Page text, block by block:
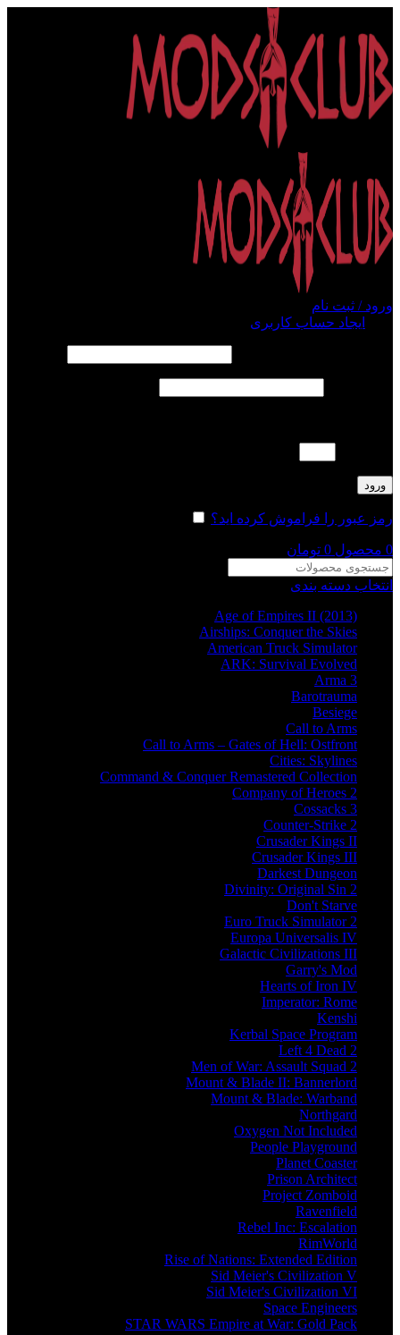
ورود / ثبت نام
ایجاد حساب کاربری
ورود
رمز عبور را فراموش کرده اید؟
0 محصول 0 تومان
انتخاب دسته بندی
Age of Empires II (2013)
Airships: Conquer the Skies
American Truck Simulator
ARK: Survival Evolved
Arma 3
Barotrauma
Besiege
Call to Arms
Call to Arms – Gates of Hell: Ostfront
Cities: Skylines
Command & Conquer Remastered Collection
Company of Heroes 2
Cossacks 3
Counter-Strike 2
Crusader Kings II
Crusader Kings III
Darkest Dungeon
Divinity: Original Sin 2
Don't Starve
Euro Truck Simulator 2
Europa Universalis IV
Galactic Civilizations III
Garry's Mod
Hearts of Iron IV
Imperator: Rome
Kenshi
Kerbal Space Program
Left 4 Dead 2
Men of War: Assault Squad 2
Mount & Blade II: Bannerlord
Mount & Blade: Warband
Northgard
Oxygen Not Included
People Playground
Planet Coaster
Prison Architect
Project Zomboid
Ravenfield
Rebel Inc: Escalation
RimWorld
Rise of Nations: Extended Edition
Sid Meier's Civilization V
Sid Meier's Civilization VI
Space Engineers
STAR WARS Empire at War: Gold Pack